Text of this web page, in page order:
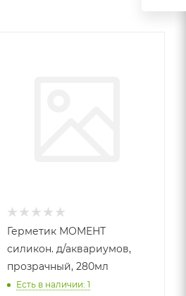
Герметик МОМЕНТ
силикон. д/аквариумов,
прозрачный, 280мл
Есть в наличии: 1